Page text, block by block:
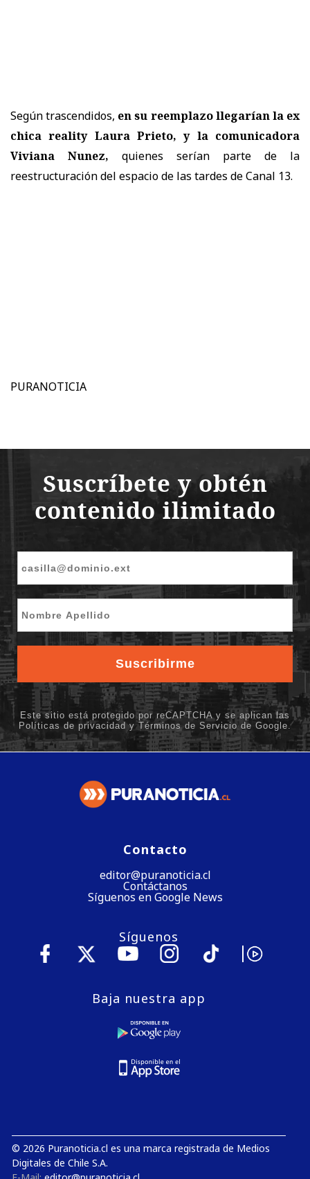
Según trascendidos, en su reemplazo llegarían la ex
chica reality Laura Prieto, y la comunicadora
Viviana Nunez, quienes serían parte de la
reestructuración del espacio de las tardes de Canal 13.
PURANOTICIA
Contacto
editor@puranoticia.cl
Contáctanos
Síguenos en Google News
Síguenos
Baja nuestra app
© 2026 Puranoticia.cl es una marca registrada de Medios
Digitales de Chile S.A.